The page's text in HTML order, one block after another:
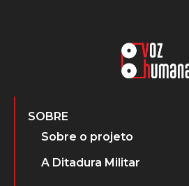
SOBRE
Sobre o projeto
A Ditadura Militar